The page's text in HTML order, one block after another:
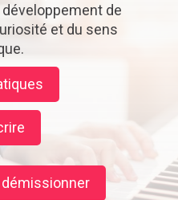
de
et du sens